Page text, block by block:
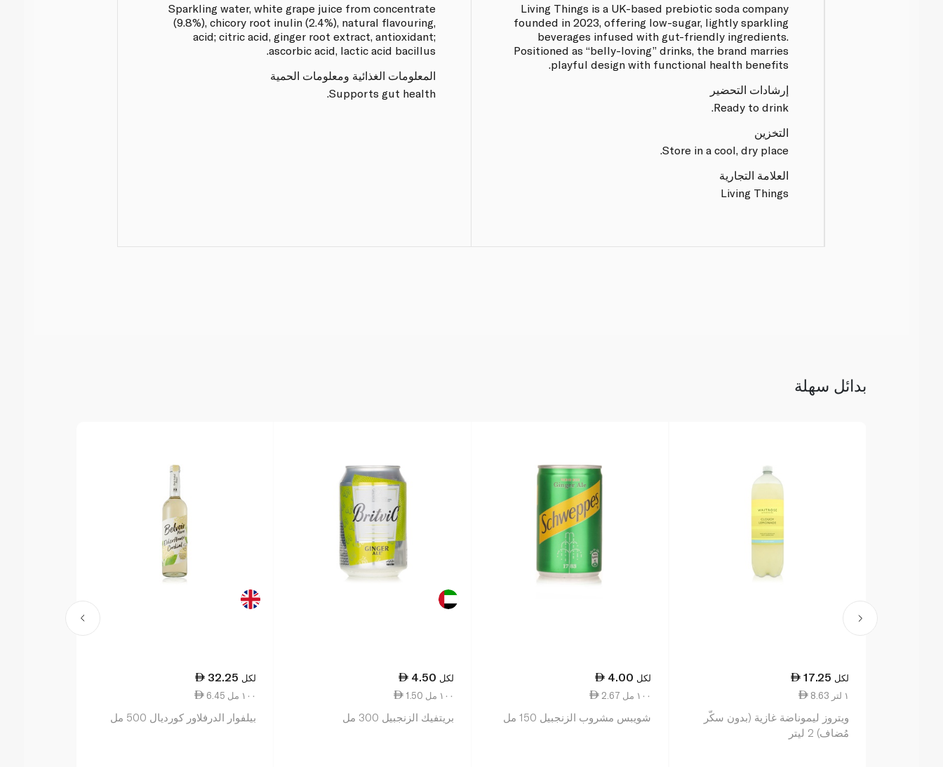
Living Things is a UK-based prebiotic soda company
founded in 2023, offering low-sugar, lightly sparkling
beverages infused with gut-friendly ingredients.
Positioned as “belly-loving” drinks, the brand marries
playful design with functional health benefits.
إرشادات التحضير
Ready to drink.
التخزين
Store in a cool, dry place.
العلامة التجارية
Living Things
Sparkling water, white grape juice from concentrate
(9.8%), chicory root inulin (2.4%), natural flavouring,
acid; citric acid, ginger root extract, antioxidant;
ascorbic acid, lactic acid bacillus.
المعلومات الغذائية ومعلومات الحمية
Supports gut health.
بدائل سهلة
17.25 لكل
8.63 ١ لتر
ويتروز ليموناضة غازية (بدون سكّر
مُضاف) 2 ليتر
4.00 لكل
2.67 ١٠٠ مل
شويبس مشروب الزنجبيل 150 مل
4.50 لكل
1.50 ١٠٠ مل
بريتفيك الزنجبيل 300 مل
32.25 لكل
6.45 ١٠٠ مل
بيلفوار الدرفلاور كورديال 500 مل